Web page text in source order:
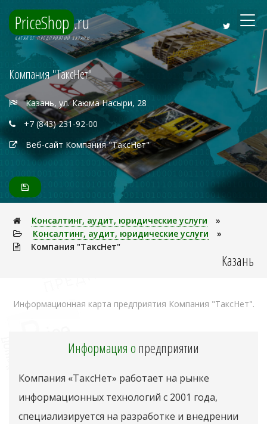
PriceShop .ru
КАТАЛОГ ПРЕДПРИЯТИЙ КАЗАНИ
Компания "ТаксНет"
Казань, ул. Каюма Насыри, 28
+7 (843) 231-92-00
Веб-сайт Компания "ТаксНет"
Консалтинг, аудит, юридические услуги
»
Консалтинг, аудит, юридические услуги
»
Компания "ТаксНет"
Казань
Информационная карта предприятия Компания "ТаксНет".
Информация опредприятии
Компания «ТаксНет» работает на рынке
информационных технологий с 2001 года,
специализируется на разработке и внедрении